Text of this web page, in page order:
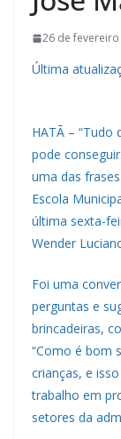
26 de fevereiro
Última
HATÃ – “Tudo
pode
uma das
Escola
última sexta-
Wender
Foi uma
perguntas e
brincadeiras,
“Como é bom
crianças, e
trabalho em
setores da